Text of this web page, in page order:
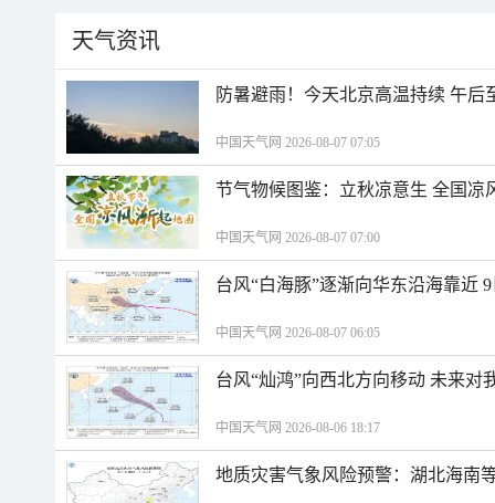
天气资讯
防暑避雨！今天北京高温持续 午
中国天气网 2026-08-07 07:05
节气物候图鉴：立秋凉意生 全国凉
中国天气网 2026-08-07 07:00
台风“白海豚”逐渐向华东沿海靠近
中国天气网 2026-08-07 06:05
台风“灿鸿”向西北方向移动 未来对
中国天气网 2026-08-06 18:17
地质灾害气象风险预警：湖北海南